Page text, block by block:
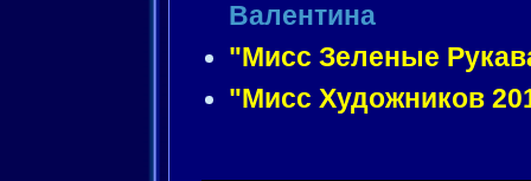
Валентина
"Мисс Зеленые
"Мисс Художников